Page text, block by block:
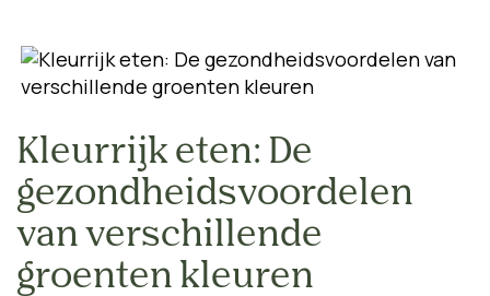
Kleurrijk eten: De
gezondheidsvoordelen
van verschillende
groenten kleuren